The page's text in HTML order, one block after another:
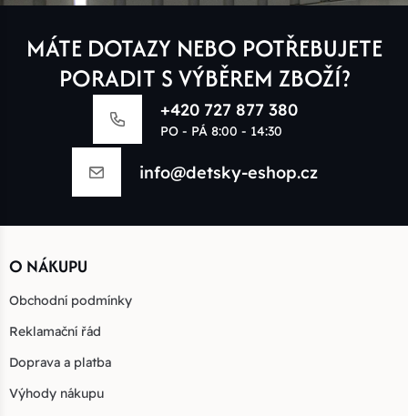
MÁTE DOTAZY NEBO POTŘEBUJETE
PORADIT S VÝBĚREM ZBOŽÍ?
+420 727 877 380
PO - PÁ 8:00 - 14:30
info@detsky-eshop.cz
O NÁKUPU
Obchodní podmínky
Reklamační řád
Doprava a platba
Výhody nákupu